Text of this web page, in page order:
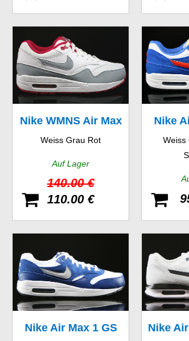
Nike WMNS Air Max
1 Essential
Weiss Grau Rot
Auf Lager
140.00 €
110.00 €
Nike
Weiss
Nike Air Max 1 GS
Nike